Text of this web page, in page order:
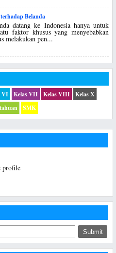
Belanda
datang ke Indonesia hanya untuk
faktor khusus yang menyebabkan
melakukan pen...
VI Kelas VII Kelas VIII
Kelas X
SMK
profile